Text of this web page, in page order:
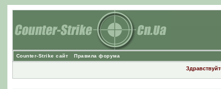
Counter-Strike сайт Правила форума